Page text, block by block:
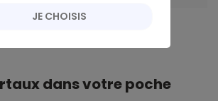
dans votre poche
JE CHOISIS